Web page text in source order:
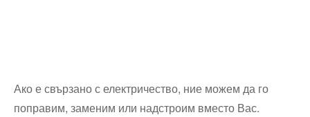
Ако е свързано с електричество, ние можем да го
поправим, заменим или надстроим вместо Вас.